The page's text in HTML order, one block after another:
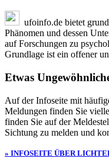
ufoinfo.de bietet
Phänomen und dessen
auf Forschungen zu
Grundlage ist ein offener
Etwas
Auf der Infoseite mit
Meldungen finden Sie
finden Sie auf der
Sichtung zu melden und
» INFOSEITE ÜBER